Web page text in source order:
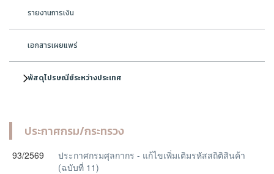
รายงานการเงิน
เอกสารเผยแพร่
พัสดุไปรษณีย์ระหว่างประเทศ
ประกาศกรม/กระทรวง
93/2569
ประกาศกรมศุลกากร - แก้ไขเพิ่มเติมรหัสสถิติสินค้า
(ฉบับที่ 11)